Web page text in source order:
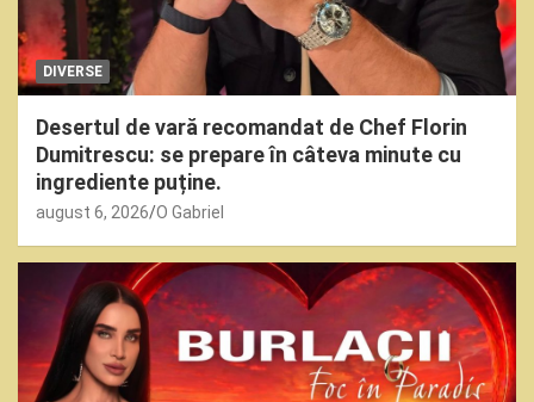
DIVERSE
Desertul de vară recomandat de Chef Florin
Dumitrescu: se prepare în câteva minute cu
ingrediente puține.
august 6, 2026 O Gabriel